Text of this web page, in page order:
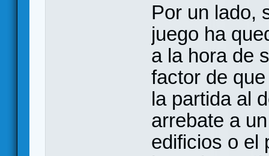
Por un lado,
juego ha
a la hora de
factor de
la partida al
arrebate a
edificios o el